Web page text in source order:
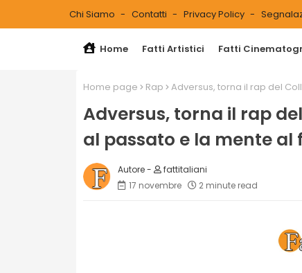
Chi Siamo Contatti Privacy Policy
Home Fatti Artistici Fatti
Home page Rap Adversus, torna il rap del
Adversus, torna il rap
al passato e la mente al
fattitaliani
17 novembre
2 minute read